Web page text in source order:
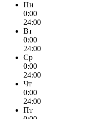
Пн
0:00
24:00
Вт
0:00
24:00
Ср
0:00
24:00
Чт
0:00
24:00
Пт